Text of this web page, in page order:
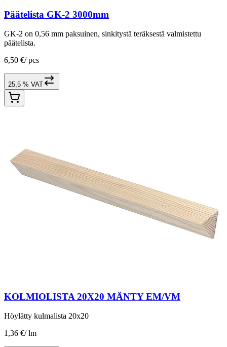
Päätelista GK-2 3000mm
GK-2 on 0,56 mm paksuinen, sinkitystä teräksestä valmistettu
päätelista.
6,50 €/ pcs
25,5 % VAT
KOLMIOLISTA 20X20 MÄNTY EM/VM
Höylätty kulmalista 20x20
1,36 €/ lm